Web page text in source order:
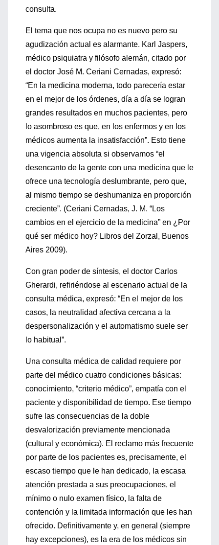
consulta.
El tema que nos ocupa no es nuevo pero su
agudización actual es alarmante. Karl Jaspers,
médico psiquiatra y filósofo alemán, citado por
el doctor José M. Ceriani Cernadas, expresó:
“En la medicina moderna, todo parecería estar
en el mejor de los órdenes, día a día se logran
grandes resultados en muchos pacientes, pero
lo asombroso es que, en los enfermos y en los
médicos aumenta la insatisfacción”. Esto tiene
una vigencia absoluta si observamos “el
desencanto de la gente con una medicina que le
ofrece una tecnología deslumbrante, pero que,
al mismo tiempo se deshumaniza en proporción
creciente”. (Ceriani Cernadas, J. M. “Los
cambios en el ejercicio de la medicina” en ¿Por
qué ser médico hoy? Libros del Zorzal, Buenos
Aires 2009).
Con gran poder de síntesis, el doctor Carlos
Gherardi, refiriéndose al escenario actual de la
consulta médica, expresó: “En el mejor de los
casos, la neutralidad afectiva cercana a la
despersonalización y el automatismo suele ser
lo habitual”.
Una consulta médica de calidad requiere por
parte del médico cuatro condiciones básicas:
conocimiento, “criterio médico”, empatía con el
paciente y disponibilidad de tiempo. Ese tiempo
sufre las consecuencias de la doble
desvalorización previamente mencionada
(cultural y económica). El reclamo más frecuente
por parte de los pacientes es, precisamente, el
escaso tiempo que le han dedicado, la escasa
atención prestada a sus preocupaciones, el
mínimo o nulo examen físico, la falta de
contención y la limitada información que les han
ofrecido. Definitivamente y, en general (siempre
hay excepciones), es la era de los médicos sin